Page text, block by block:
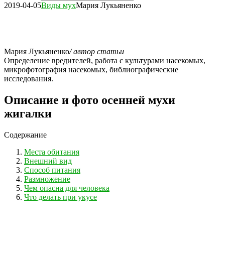
2019-04-05Виды мухМария Лукьяненко
Мария Лукьяненко/ автор статьи
Определение вредителей, работа с культурами насекомых,
микрофотография насекомых, библиографические
исследования.
Описание и фото осенней мухи
жигалки
Содержание
Места обитания
Внешний вид
Способ питания
Размножение
Чем опасна для человека
Что делать при укусе